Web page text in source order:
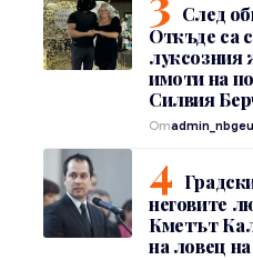
След
Откъде са
луксозния
имоти на
Силвия
Отadmin_nbgeu
неговите
Кметът
на ловец